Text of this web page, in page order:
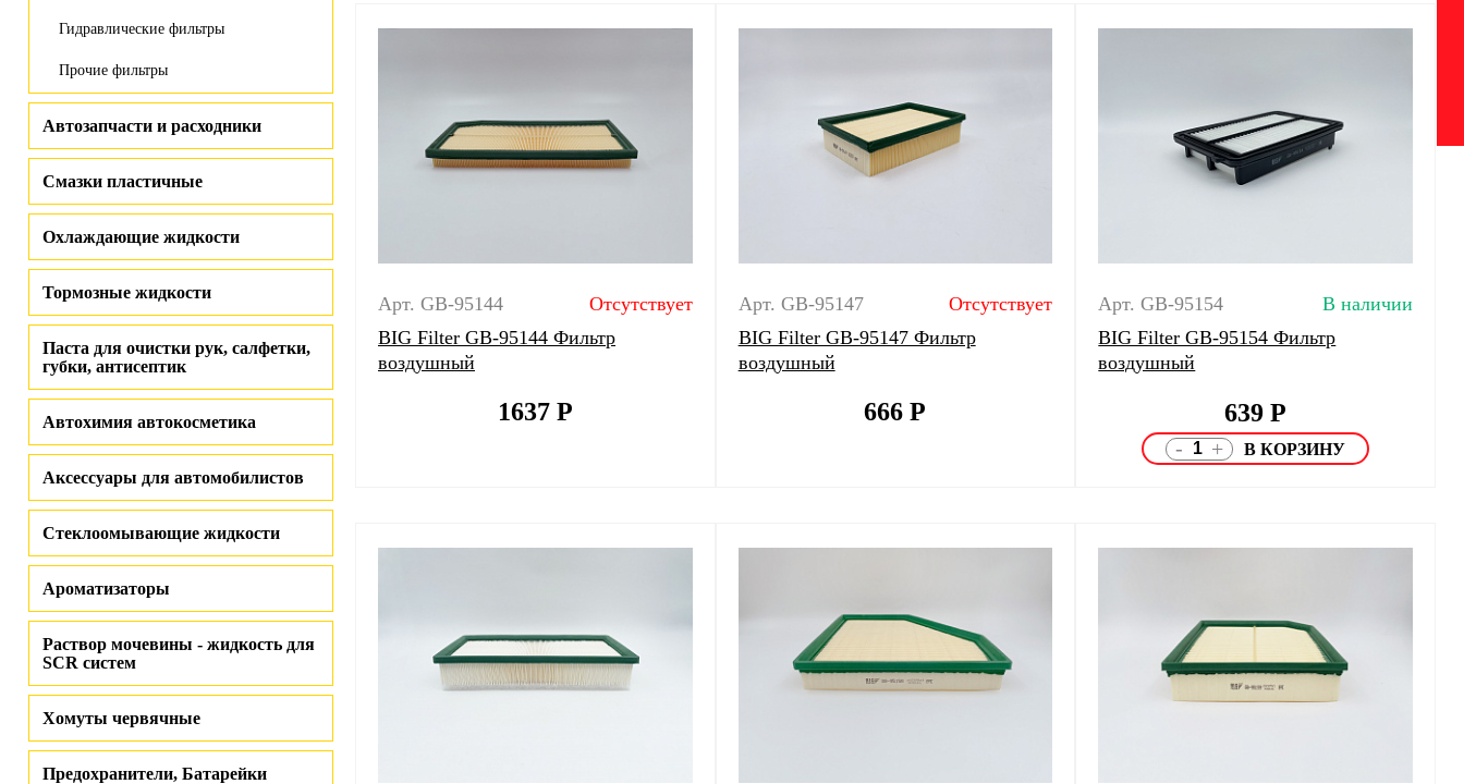
Гидравлические фильтры
Прочие фильтры
Автозапчасти и расходники
Смазки пластичные
Охлаждающие жидкости
Тормозные жидкости
Паста для очистки рук, салфетки,
губки, антисептик
Автохимия автокосметика
Аксессуары для автомобилистов
Стеклоомывающие жидкости
Ароматизаторы
Раствор мочевины - жидкость для
SCR систем
Хомуты червячные
Предохранители, Батарейки
Арт. GB-95144
Отсутствует
BIG Filter GB-95144 Фильтр
воздушный
1637 Р
Арт. GB-95147
Отсутствует
BIG Filter GB-95147 Фильтр
воздушный
666Р
Арт. GB-95154
В наличии
BIG Filter GB-95154 Фильтр
воздушный
639Р
- +